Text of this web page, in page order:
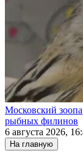
Московский
рыбных филинов
6 августа 2026,
На главную